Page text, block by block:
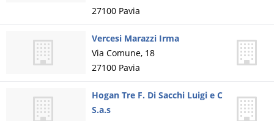
27100 Pavia
Vercesi Marazzi Irma
Via Comune, 18
27100 Pavia
Hogan Tre F. Di Sacchi Luigi e C
S.a.s